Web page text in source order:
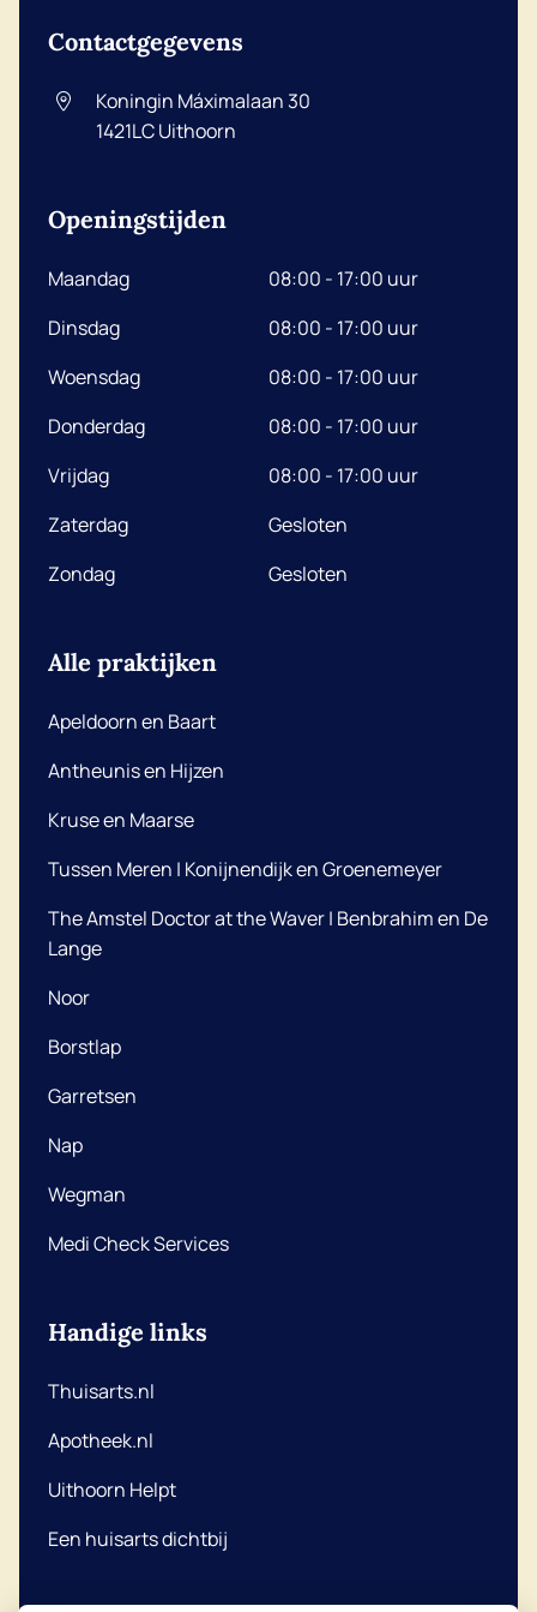
Contactgegevens
Koningin Máximalaan 30
1421LCUithoorn
Openingstijden
Maandag
08:00 - 17:00 uur
Dinsdag
08:00 - 17:00 uur
Woensdag
08:00 - 17:00 uur
Donderdag
08:00 - 17:00 uur
Vrijdag
08:00 - 17:00 uur
Zaterdag
Gesloten
Zondag
Gesloten
Alle praktijken
Apeldoorn en Baart
Antheunis en Hijzen
Kruse en Maarse
Tussen Meren | Konijnendijk en Groenemeyer
The Amstel Doctor at the Waver | Benbrahim en De
Lange
Noor
Borstlap
Garretsen
Nap
Wegman
Medi Check Services
Handige links
Thuisarts.nl
Apotheek.nl
Uithoorn Helpt
Een huisarts dichtbij